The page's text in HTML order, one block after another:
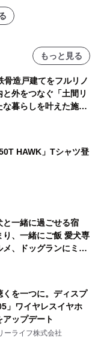
もっと見る
骨造戸建てをフルリノ
外をつなぐ「土間リ
な暮らしを叶えた施工
ースが公開
HAWK」Tシャツ登
と一緒に過ごせる宿
り、一緒にご飯 愛犬専
メ、ドッグランにミニ
ングとトレーラーハウ
くを一つに。ディスプ
」ワイヤレスイヤホ
アップデート
ーライフ株式会社